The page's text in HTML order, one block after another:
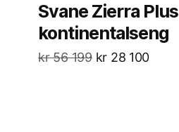
Svane Zierra Plus
kontinentalseng
kr56 199 kr 28 100